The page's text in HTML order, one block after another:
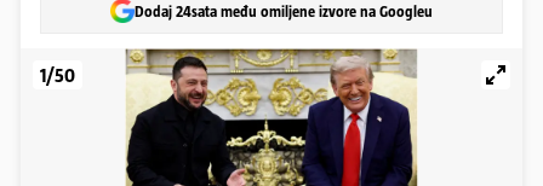
Dodaj 24sata među omiljene izvore na Googleu
1/50